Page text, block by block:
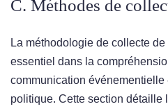
C. Méthodes de
La méthodologie de collecte
essentiel dans la
communication événementielle
politique. Cette section détaille